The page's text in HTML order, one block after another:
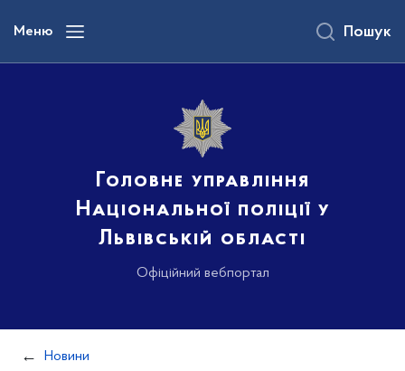
вмісту
Меню
Головне управління
Національної поліції у
Львівській області
Офіційний вебпортал
Пошук
Новини